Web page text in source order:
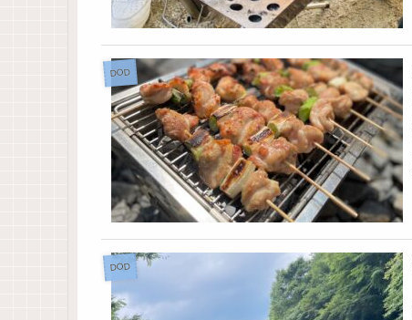
DOD
DOD